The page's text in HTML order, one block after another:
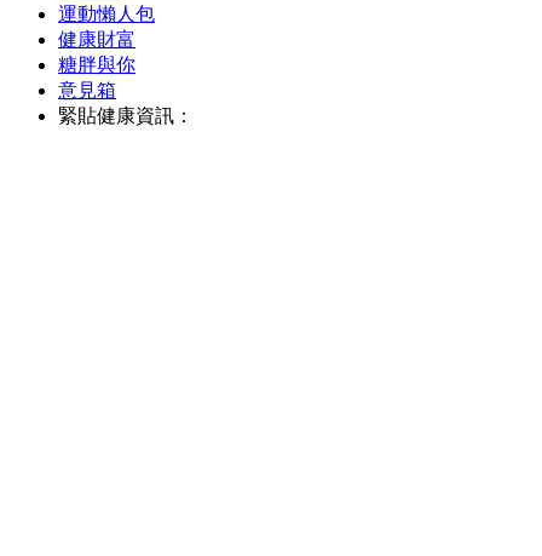
運動懶人包
健康財富
糖胖與你
意見箱
緊貼健康資訊：